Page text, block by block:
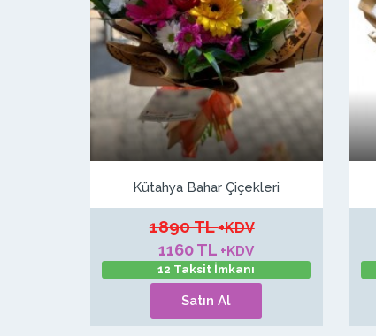
Kütahya Bahar Çiçekleri
1890 TL+KDV
1160 TL +KDV
12 Taksit İmkanı
Satın Al